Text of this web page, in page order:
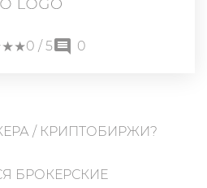
★
★★
★★
0 / 5 0
/ КРИПТОБИРЖИ?
БРОКЕРСКИЕ